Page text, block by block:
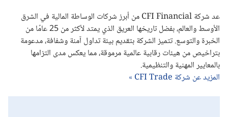
عد شركة CFI Financial من أبرز شركات الوساطة المالية في الشرق
الأوسط والعالم، بفضل تاريخها العريق الذي يمتد لأكثر من 25 عامًا من
الخبرة والتوسع. تتميز الشركة بتقديم بيئة تداول آمنة وشفافة، مدعومة
بتراخيص من هيئات رقابية عالمية مرموقة، مما يعكس مدى التزامها
بالمعايير المهنية والتنظيمية.
المزيد عن شركة CFI Trade »